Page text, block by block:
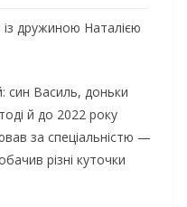
дружиною Наталією
син Василь, доньки
й до 2022 року
за спеціальністю —
різні куточки